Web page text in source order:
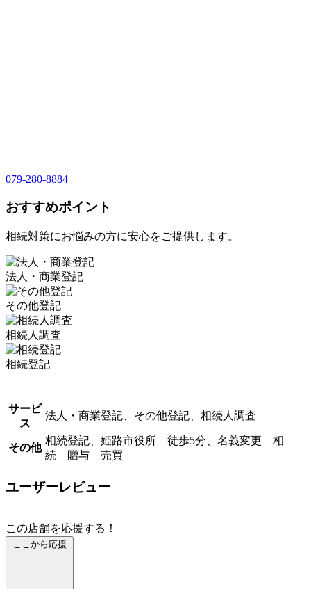
079-280-8884
おすすめポイント
相続対策にお悩みの方に安心をご提供します。
法人・商業登記
その他登記
相続人調査
相続登記
サービ
ス
法人・商業登記、その他登記、相続人調査
その他
相続登記、姫路市役所 徒歩5分、名義変更 相
続 贈与 売買
ユーザーレビュー
この店舗を応援する！
ここから応援